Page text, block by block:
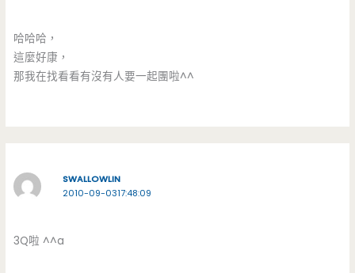
哈哈哈，
這麼好康，
那我在找看看有沒有人要一起團啦^^
SWALLOWLIN
2010-09-0317:48:09
3Q啦 ^^a